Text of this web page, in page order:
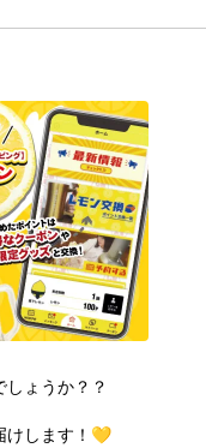
しょうか？？
けします！💛